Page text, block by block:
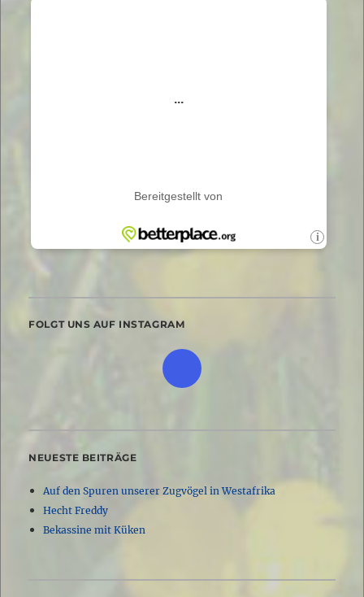
FOLGT UNS AUF INSTAGRAM
NEUESTE BEITRÄGE
Auf den Spuren unserer Zugvögel in Westafrika
Hecht Freddy
Bekassine mit Küken